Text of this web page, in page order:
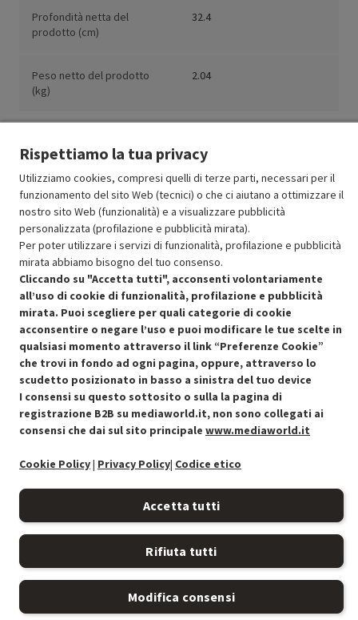
Profondità netta del
prodotto (cm)
32.4
Peso netto del prodotto
(kg)
2.04
Resi e garanzie
Stato prodotti
Condizioni generali di vendita
Cookie Policy
Recedere dal contratto qui
Rispettiamo la tua privacy
Utilizziamo cookies, compresi quelli di terze parti, necessari per il
funzionamento del sito Web (tecnici) o che ci aiutano a ottimizzare il
nostro sito Web (funzionalità) e a visualizzare pubblicità
personalizzata (profilazione e pubblicità mirata).
Per poter utilizzare i servizi di funzionalità, profilazione e pubblicità
mirata abbiamo bisogno del tuo consenso.
Cliccando su "Accetta tutti", acconsenti volontariamente
all’uso di cookie di funzionalità, profilazione e pubblicità
mirata. Puoi scegliere per quali categorie di cookie
acconsentire o negare l’uso e puoi modificare le tue scelte in
qualsiasi momento attraverso il link “Preferenze Cookie”
che trovi in fondo ad ogni pagina, oppure, attraverso lo
scudetto posizionato in basso a sinistra del tuo device
I consensi su questo sottosito o sulla la pagina di
registrazione B2B su mediaworld.it, non sono collegati ai
consensi che dai sul sito principale www.mediaworld.it
Cookie Policy| Privacy Policy| Codice etico
Accetta tutti
Rifiuta tutti
Modifica consensi